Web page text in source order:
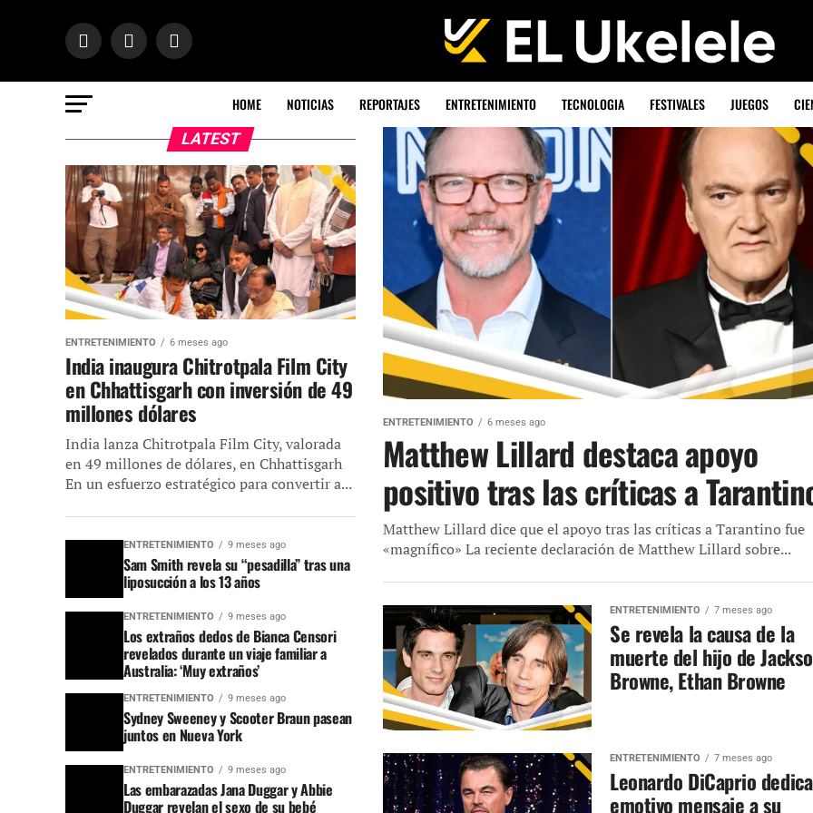
HOME NOTICIAS REPORTAJES ENTRETENIMIENTO TECNOLOGIA FESTIVALES JUEGOS
ENTRETENIMIENTO 6 meses ago
Matthew Lillard destaca apoyo
positivo tras las críticas a
Matthew Lillard dice que el apoyo tras las críticas a Tarantino fue
«magnífico» La reciente declaración de Matthew Lillard sobre...
ENTRETENIMIENTO 7 meses ago
Se revela la causa de la
muerte del hijo de
Browne, Ethan Browne
ENTRETENIMIENTO 7 meses ago
Leonardo DiCaprio dedica
emotivo mensaje a su
LATEST
ENTRETENIMIENTO 6 meses ago
India inaugura Chitrotpala Film City
en Chhattisgarh con inversión de 49
millones dólares
India lanza Chitrotpala Film City, valorada
en 49 millones de dólares, en Chhattisgarh
En un esfuerzo estratégico para convertir a...
ENTRETENIMIENTO 9 meses ago
Sam Smith revela su “pesadilla” tras una
liposucción a los 13 años
ENTRETENIMIENTO 9 meses ago
Los extraños dedos de Bianca Censori
revelados durante un viaje familiar a
Australia: ‘Muy extraños’
ENTRETENIMIENTO 9 meses ago
Sydney Sweeney y Scooter Braun pasean
juntos en Nueva York
ENTRETENIMIENTO 9 meses ago
Las embarazadas Jana Duggar y Abbie
Duggar revelan el sexo de su bebé